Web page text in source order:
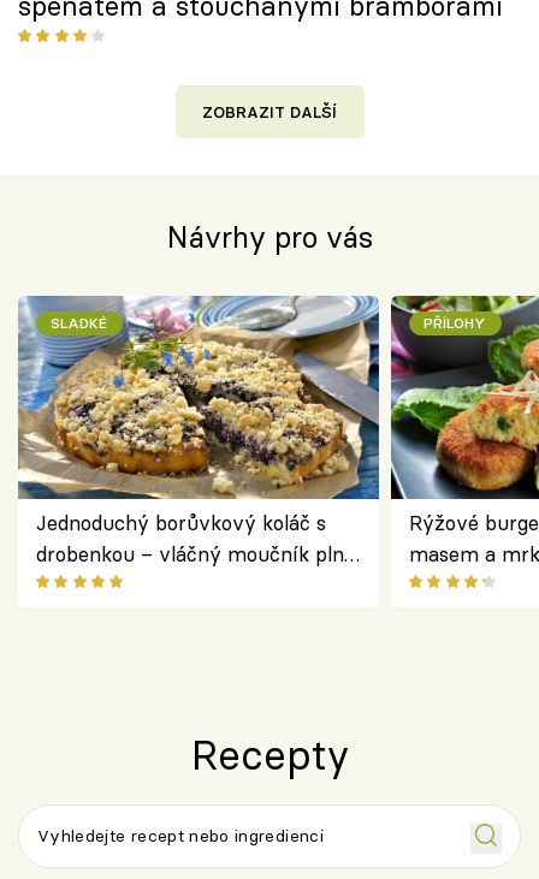
ZOBRAZIT DALŠÍ
Návrhy pro vás
SLADKÉ
Jednoduchý borůvkový koláč s
drobenkou – vláčný moučník plný
ovoce
PŘÍLOHY
Rýžové
masem a
salátem –
Recepty